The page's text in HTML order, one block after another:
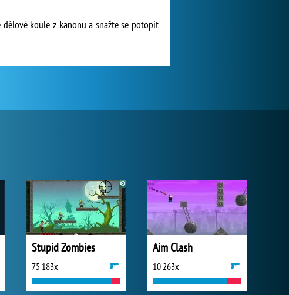
koule z kanonu a snažte se potopit
Stupid Zombies
75 183x
Aim Clash
10 263x